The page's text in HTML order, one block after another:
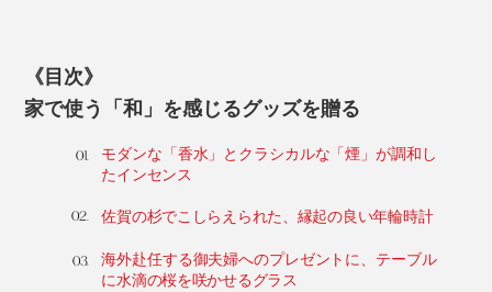
《目次》
家で使う「和」を感じるグッズを贈る
モダンな「香水」とクラシカルな「煙」が調和し
たインセンス
佐賀の杉でこしらえられた、縁起の良い年輪時計
海外赴任する御夫婦へのプレゼントに、テーブル
に水滴の桜を咲かせるグラス